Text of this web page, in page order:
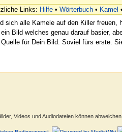
Links: Hilfe • Wörterbuch • Kamel •
alle Kamele auf den Killer freuen,
Bild welches genau darauf basier,
für Dein Bild. Soviel fürs erste.
Videos und Audiodateien können abweichen.